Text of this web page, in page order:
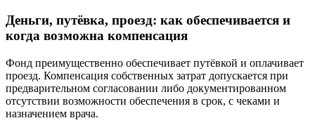
Деньги, путёвка, проезд: как обеспечивается и
когда возможна компенсация
Фонд преимущественно обеспечивает путёвкой и оплачивает
проезд. Компенсация собственных затрат допускается при
предварительном согласовании либо документированном
отсутствии возможности обеспечения в срок, с чеками и
назначением врача.